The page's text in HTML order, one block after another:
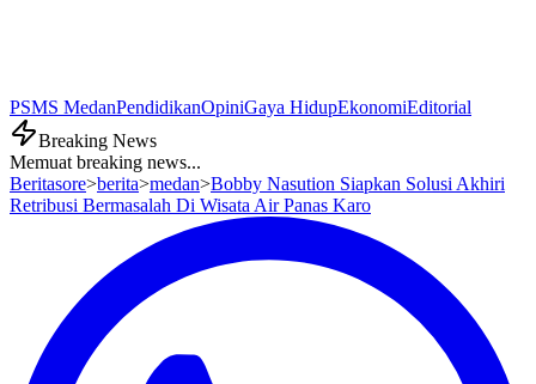
PSMS MedanPendidikanOpiniGaya HidupEkonomiEditorial
Breaking News
Memuat breaking news...
Beritasore>berita>medan>Bobby Nasution Siapkan Solusi Akhiri
Retribusi Bermasalah Di Wisata Air Panas Karo